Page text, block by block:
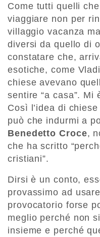
Come tutti quelli
viaggiare non per
villaggio vacanza
diversi da quello di
constatare che,
esotiche, come
chiese avevano
sentire “a casa”. Mi
Così l’idea di
può che indurmi a
Benedetto Croce,
che ha scritto
cristiani”.
Dirsi è un conto,
provassimo ad
provocatorio forse
meglio perché non
insieme e perché